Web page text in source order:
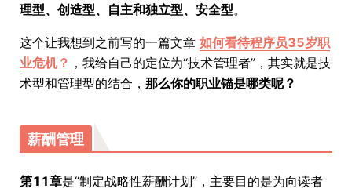
理型、创造型、自主和独立型、安全型。
这个让我想到之前写的一篇文章 如何看待程序员35岁职
业危机？ ，我给自己的定位为“技术管理者”，其实就是技
术型和管理型的结合， 那么你的职业锚是哪类呢？
薪酬管理
第11章是“制定战略性薪酬计划”，主要目的是为向读者